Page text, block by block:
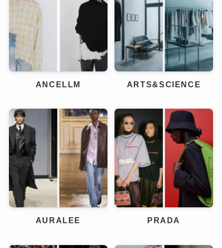
ANCELLM ARTS&SCIENCE
AURALEE PRADA